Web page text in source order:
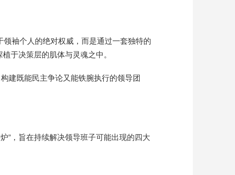
袖个人的绝对权威，而是通过一套独特的
决策层的肌体与灵魂之中。
构建既能民主争论又能铁腕执行的领导团
”，旨在持续解决领导班子可能出现的四大